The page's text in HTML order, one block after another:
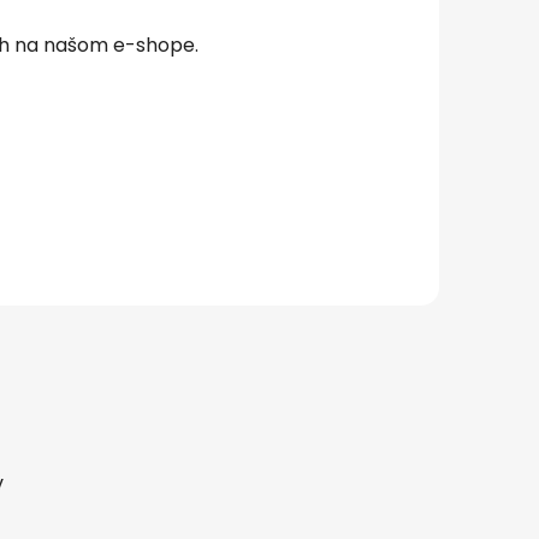
na našom e-shope.